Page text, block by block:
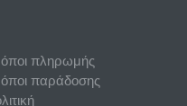
πληρωμής
παράδοσης